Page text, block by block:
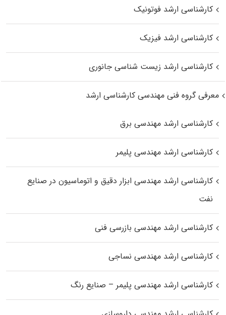
کارشناسی ارشد فوتونیک
کارشناسی ارشد فیزیک
کارشناسی ارشد زیست‌ شناسی جانوری
معرفی گروه فنی مهندسی کارشناسی ارشد
کارشناسی ارشد مهندسی برق
کارشناسی ارشد مهندسی پلیمر
کارشناسی ارشد مهندسی ابزار دقیق و اتوماسیون در صنایع
نفت
کارشناسی ارشد مهندسی بازرسی فنی
کارشناسی ارشد مهندسی نساجی
کارشناسی ارشد مهندسی پلیمر – صنایع رنگ